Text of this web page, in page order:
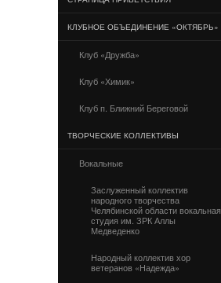
КЛУБНОЕ ОБЪЕДИНЕНИЕ «ОКТЯБРЬ»
Клуб «Дружба»
Клуб «Химик»
Клуб п. Ближний Береговой
ТВОРЧЕСКИЕ КОЛЛЕКТИВЫ
Вокальные
Заслуженный коллектив
народного творчества
Челябинской области вокальная
студия им. ЗРК Аллы
Медведенко
Народный коллектив хор
ветеранов «Надежда»